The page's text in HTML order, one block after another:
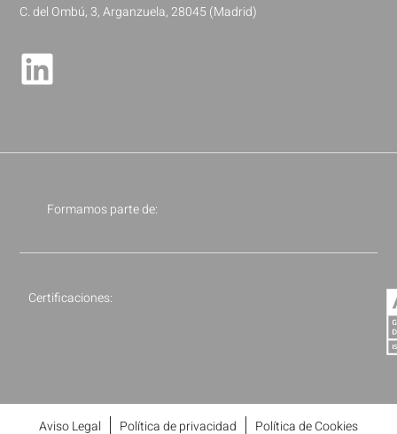
C. del Ombú, 3, Arganzuela, 28045 (Madrid)
Formamos parte de:
Certificaciones:
Aviso Legal Política de privacidad Política de Cookies